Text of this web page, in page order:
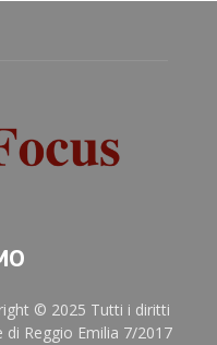
© 2025 Tutti i diritti
di Reggio Emilia 7/2017